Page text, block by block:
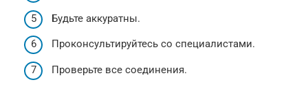
Будьте аккуратны.
Проконсультируйтесь со специалистами.
Проверьте все соединения.